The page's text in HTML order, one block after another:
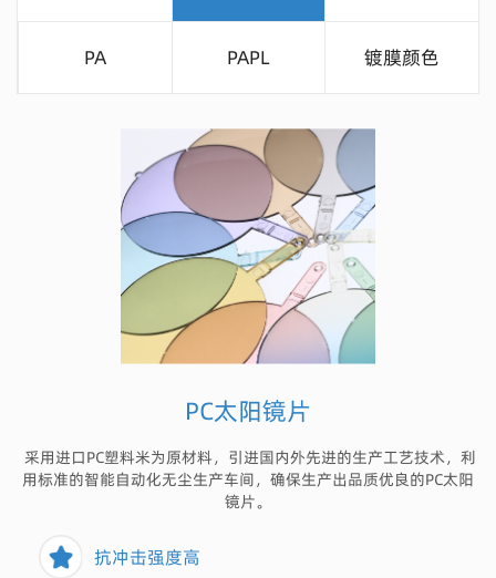
PA PAPL 镀膜颜色
PC太阳镜片
采用进口PC塑料米为原材料，引进国内外先进的生产工艺技术，利
用标准的智能自动化无尘生产车间，确保生产出品质优良的PC太阳
镜片。
抗冲击强度高